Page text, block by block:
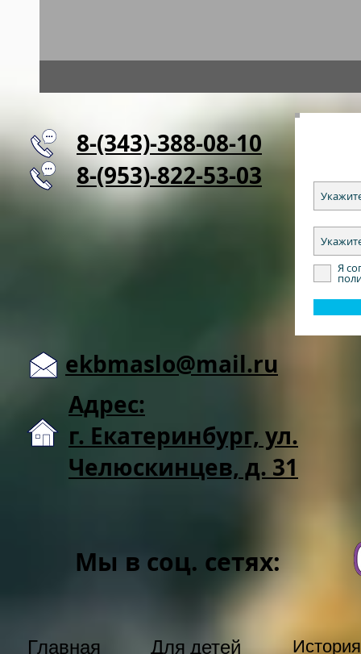
8-(343)-388-08-10
8-(953)-822-53-03
Я
ekbmaslo@mail.ru
Адрес:
г. Екатеринбург, ул.
Челюскинцев, д. 31
Мы в соц. сетях:
Главная Для детей История